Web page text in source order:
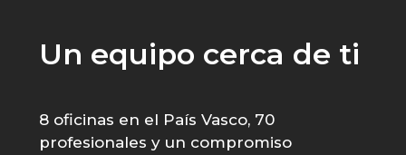
Un equipo cerca de ti
8 oficinas en el País Vasco, 70
profesionales y un compromiso